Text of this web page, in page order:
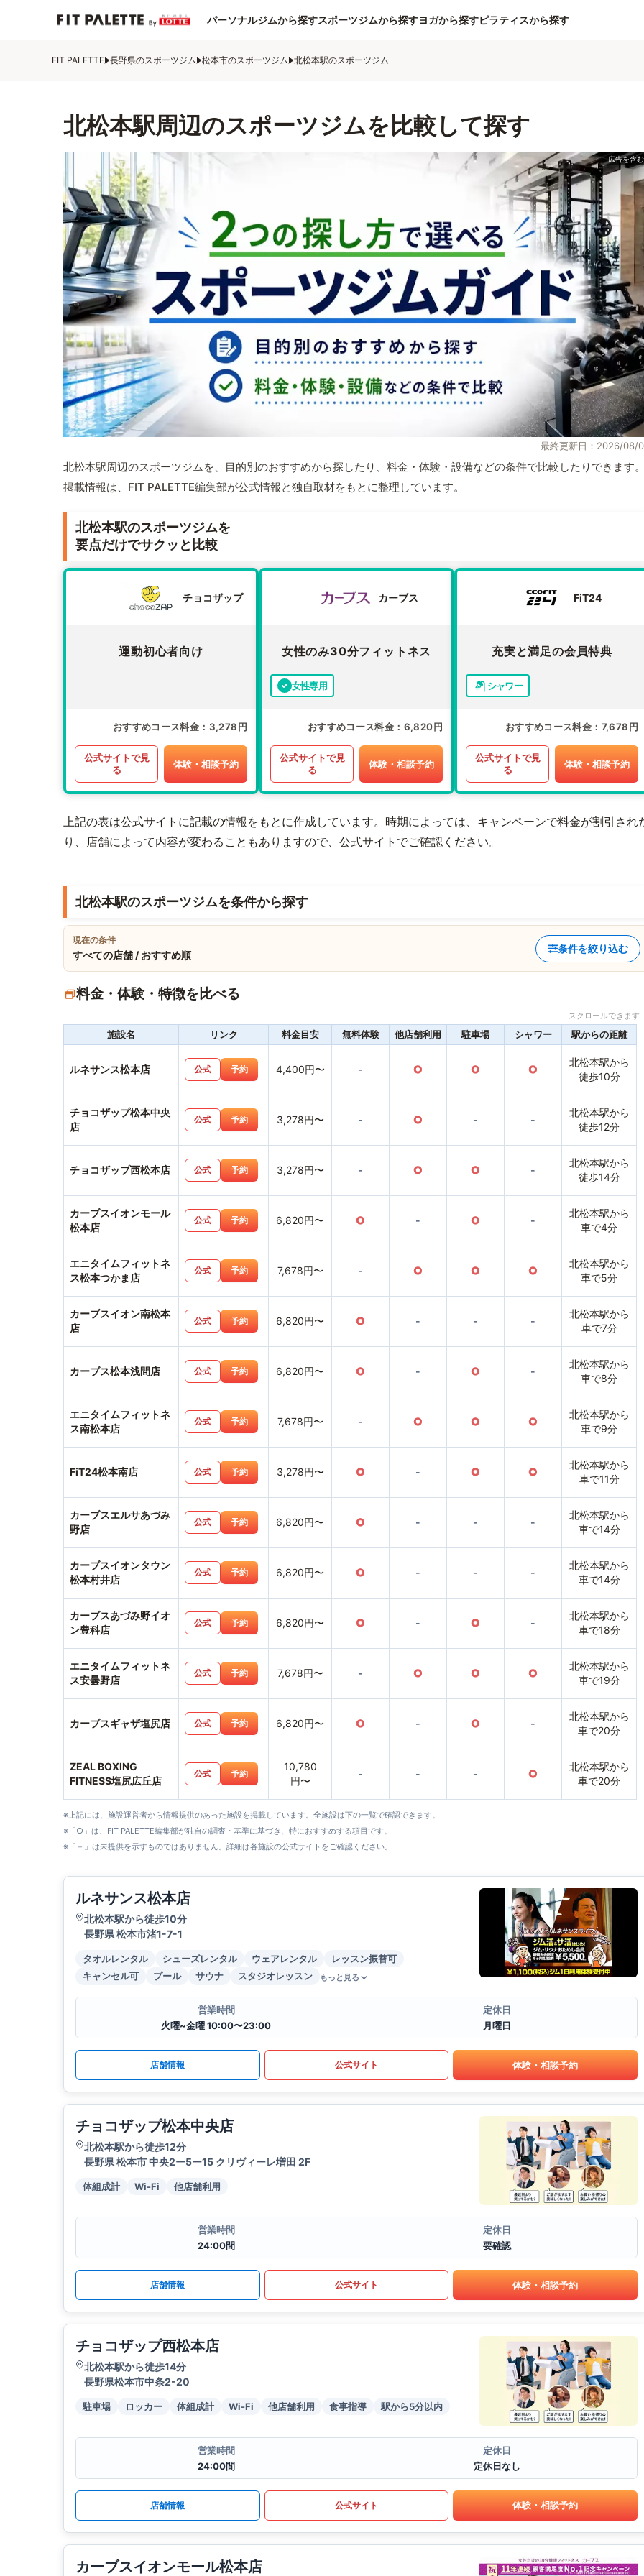
パーソナルジムから探すスポーツジムから探すヨガから探すピラティスから探す
FIT PALETTE 長野県のスポーツジム 松本市のスポーツジム 北松本駅のスポーツジム
北松本駅周辺のスポーツジムを比較して探す
最終更新日：2026/08/
北松本駅周辺のスポーツジムを、目的別のおすすめから探したり、料金・体験・設備などの条件で比較したりできます
掲載情報は、FIT PALETTE編集部が公式情報と独自取材をもとに整理しています。
北松本駅のスポーツジムを
要点だけでサクッと比較
チョコザップ
運動初心者向け
おすすめコース料金 3,278円
公式サイトで見
る
体験・相談予約
カーブス
女性のみ30分フィットネス
女性専用
おすすめコース料金 6,820円
公式サイトで見
る
体験・相談予約
FiT24
充実と満足の会員特典
シャワー
おすすめコース料金 7,678円
公式サイトで見
る
体験・相談予約
上記の表は公式サイトに記載の情報をもとに作成しています。時期によっては、キャンペーンで料金が割引され
り、店舗によって内容が変わることもありますので、公式サイトでご確認ください。
北松本駅のスポーツジムを条件から探す
現在の条件
すべての店舗 / おすすめ順
条件を絞り込む
料金・体験・特徴を比べる
スクロールできま
施設名 リンク 料金目安 無料体験 他店舗利用 駐車場 シャワー 駅からの距離
ルネサンス松本店 公式 予約 4,400円〜 - ○ ○ ○
北松本駅から
徒歩10分
チョコザップ松本中央
店
公式 予約 3,278円〜 - ○ - -
北松本駅から
徒歩12分
チョコザップ西松本店 公式 予約 3,278円〜 - ○ ○ -
北松本駅から
徒歩14分
カーブスイオンモール
松本店
公式 予約 6,820円〜 ○ - ○ -
北松本駅から
車で4分
エニタイムフィットネ
ス松本つかま店
公式 予約 7,678円〜 - ○ ○ ○
北松本駅から
車で5分
カーブスイオン南松本
店
公式 予約 6,820円〜 ○ - - -
北松本駅から
車で7分
カーブス松本浅間店 公式 予約 6,820円〜 ○ - ○ -
北松本駅から
車で8分
エニタイムフィットネ
ス南松本店
公式 予約 7,678円〜 - ○ ○ ○
北松本駅から
車で9分
FiT24松本南店 公式 予約 3,278円〜 ○ - ○ ○
北松本駅から
車で11分
カーブスエルサあづみ
野店
公式 予約 6,820円〜 ○ - - -
北松本駅から
車で14分
カーブスイオンタウン
松本村井店
公式 予約 6,820円〜 ○ - - -
北松本駅から
車で14分
カーブスあづみ野イオ
ン豊科店
公式 予約 6,820円〜 ○ - ○ -
北松本駅から
車で18分
エニタイムフィットネ
ス安曇野店
公式 予約 7,678円〜 - ○ ○ ○
北松本駅から
車で19分
カーブスギャザ塩尻店 公式 予約 6,820円〜 ○ - ○ -
北松本駅から
車で20分
ZEAL BOXING
FITNESS塩尻広丘店
公式 予約
10,780
円〜
- - - ○
北松本駅から
車で20分
※上記には、施設運営者から情報提供のあった施設を掲載しています。全施設は下の一覧で確認できます。
※「○」は、FIT PALETTE編集部が独自の調査・基準に基づき、特におすすめする項目です。
※「－」は未提供を示すものではありません。詳細は各施設の公式サイトをご確認ください。
ルネサンス松本店
北松本駅から徒歩10分
長野県 松本市渚1-7-1
タオルレンタル シューズレンタル ウェアレンタル
レッスン振替可
キャンセル可
プール サウナ スタジオレッスン もっと見る
営業時間
火曜~金曜 10:00〜23:00
定休日
月曜日
店舗情報 公式サイト 体験・相談予約
チョコザップ松本中央店
北松本駅から徒歩12分
長野県 松本市 中央2ー5ー15 クリヴィーレ増田 2F
体組成計 Wi-Fi 他店舗利用
営業時間
24:00間
定休日
要確認
店舗情報 公式サイト 体験・相談予約
チョコザップ西松本店
北松本駅から徒歩14分
長野県松本市中条2-20
駐車場 ロッカー 体組成計 Wi-Fi 他店舗利用 食事指導 駅から5分以内
営業時間
24:00間
定休日
定休日なし
店舗情報 公式サイト 体験・相談予約
カーブスイオンモール松本店